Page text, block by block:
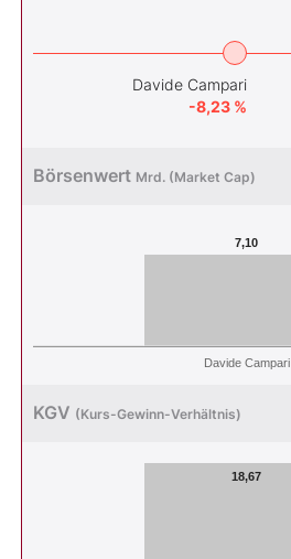
Davide Campari
-8,23 %
Börsenwert Mrd. (Market Cap)
7,10
Davide Campari
KGV (Kurs-Gewinn-Verhältnis)
18,67